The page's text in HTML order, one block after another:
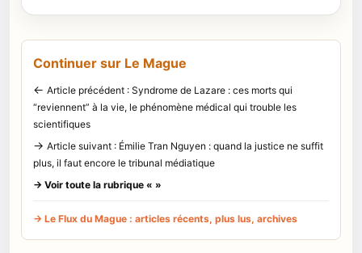
Continuer sur Le Mague
← Article précédent : Syndrome de Lazare : ces morts qui
“reviennent” à la vie, le phénomène médical qui trouble les
scientifiques
→ Article suivant : Émilie Tran Nguyen : quand la justice ne suffit
plus, il faut encore le tribunal médiatique
→ Voir toute la rubrique « »
→ Le Flux du Mague : articles récents, plus lus, archives